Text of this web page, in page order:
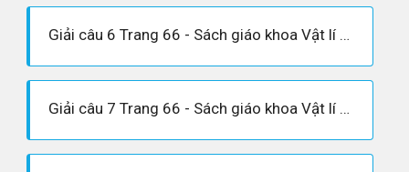
Giải câu 6 Trang 66 - Sách giáo khoa Vật lí 12
Giải câu 7 Trang 66 - Sách giáo khoa Vật lí 12